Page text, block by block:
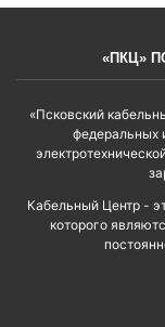
«ПКЦ»
«Псковский
федеральных
Кабельный Центр -
которого